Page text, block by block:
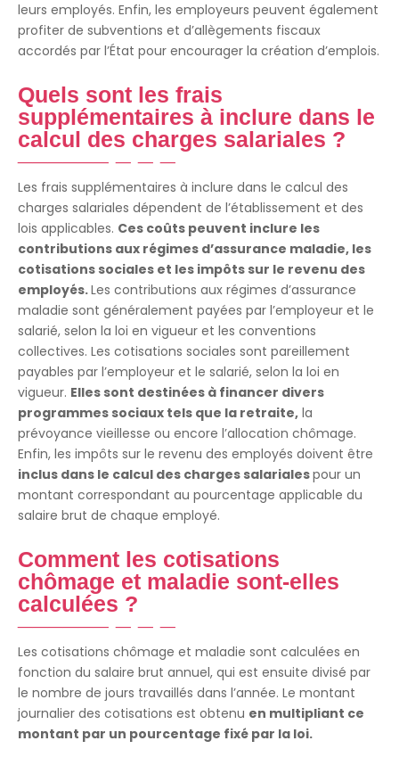
leurs employés. Enfin, les employeurs peuvent également
profiter de subventions et d’allègements fiscaux
accordés par l’État pour encourager la création d’emplois.
Quels sont les frais
supplémentaires à inclure dans le
calcul des charges salariales ?
Les frais supplémentaires à inclure dans le calcul des
charges salariales dépendent de l’établissement et des
lois applicables. Ces coûts peuvent inclure les
contributions aux régimes d’assurance maladie, les
cotisations sociales et les impôts sur le revenu des
employés.Les contributions aux régimes d’assurance
maladie sont généralement payées par l’employeur et le
salarié, selon la loi en vigueur et les conventions
collectives. Les cotisations sociales sont pareillement
payables par l’employeur et le salarié, selon la loi en
vigueur. Elles sont destinées à financer divers
programmes sociaux tels que la retraite, la
prévoyance vieillesse ou encore l’allocation chômage.
Enfin, les impôts sur le revenu des employés doivent être
inclus dans le calcul des charges salarialespour un
montant correspondant au pourcentage applicable du
salaire brut de chaque employé.
Comment les cotisations
chômage et maladie sont-elles
calculées ?
Les cotisations chômage et maladie sont calculées en
fonction du salaire brut annuel, qui est ensuite divisé par
le nombre de jours travaillés dans l’année. Le montant
journalier des cotisations est obtenu en multipliant ce
montant par un pourcentage fixé par la loi.